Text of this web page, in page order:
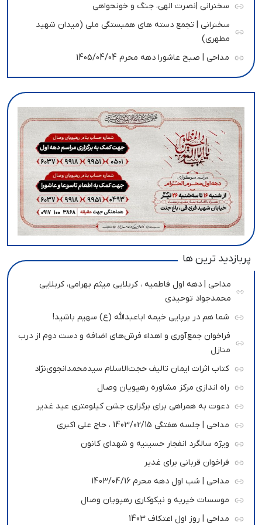
سخنرانی |نصرت الهی، جنگ و خونحواهی
سخنرانی | تجمع دسته های همبستگی ملی (میدان شهید
مطهری)
مداحی | صبح عاشورا دهه محرم 1405/04/04
پربازدید ترین ها
مداحی | دهه اول فاطمیه ، کربلایی میثم بهرامی، کربلایی
محمدجواد توحیدی
شما هم در برپایی خیمه اباعبدالله (ع) سهیم باشید!
فراخوان جمع‌آوری و اهداء فرش‌های اضافه و دست دوم از درب
منازل
کتاب اثرات ایمان تالیف حجت‌الاسلام سیدمحمدانجوی‌نژاد
راه اندازی مرکز مشاوره رهپویان وصال
دعوت به همراهی برای برگزاری جشن کیلومتری عید غدیر
مداحی | جلسه هفتگی 1403/02/15 ، حاج علی اکبری
ویژه سالگرد انفجار حسینیه و شهدای کانون
فراخوان قربانی برای غدیر
مداحی | شب اول دهه محرم 1403/04/16
موسسات خیریه و نیکوکاری رهپویان وصال
مداحی | روز اول اعتکاف 1403